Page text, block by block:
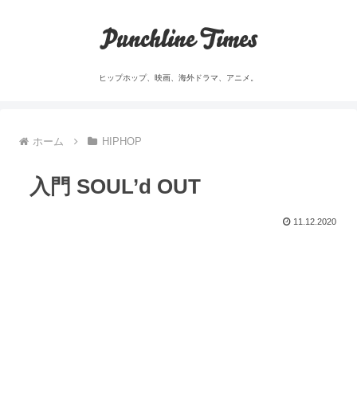
Punchline Times
ヒップホップ、映画、海外ドラマ、アニメ。
ホーム HIPHOP
入門 SOUL’d OUT
11.12.2020